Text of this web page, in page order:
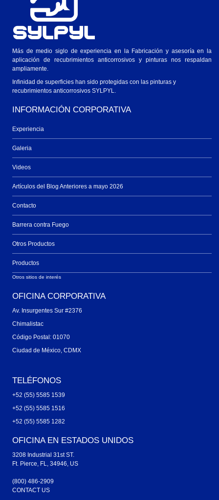
Más de medio siglo de experiencia en la Fabricación y asesoría en la
aplicación de recubrimientos anticorrosivos y pinturas nos respaldan
ampliamente.
Infinidad de superficies han sido protegidas con las pinturas y
recubrimientos anticorrosivos SYLPYL.
INFORMACIÓN CORPORATIVA
Experiencia
Galeria
Videos
Artículos del Blog Anteriores a mayo 2026
Contacto
Barrera contra Fuego
Otros Productos
Productos
Otros sitios de interés
OFICINA CORPORATIVA
Av. Insurgentes Sur #2376
Chimalistac
Código Postal: 01070
Ciudad de México, CDMX
TELÉFONOS
+52 (55) 5585 1539
+52 (55) 5585 1516
+52 (55) 5585 1282
OFICINA EN ESTADOS UNIDOS
3208 Industrial 31st ST.
Ft. Pierce, FL, 34946, US
(800) 486-2909
CONTACT US